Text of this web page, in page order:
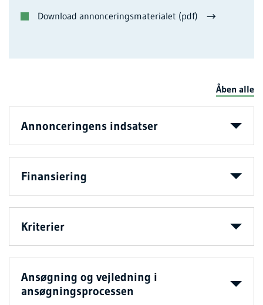
Download annonceringsmaterialet (pdf)
Åben alle
Annonceringens indsatser
Finansiering
Kriterier
Ansøgning og vejledning i
ansøgningsprocessen